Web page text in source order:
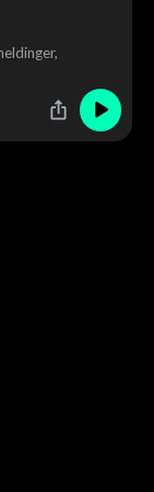
relasjoner og